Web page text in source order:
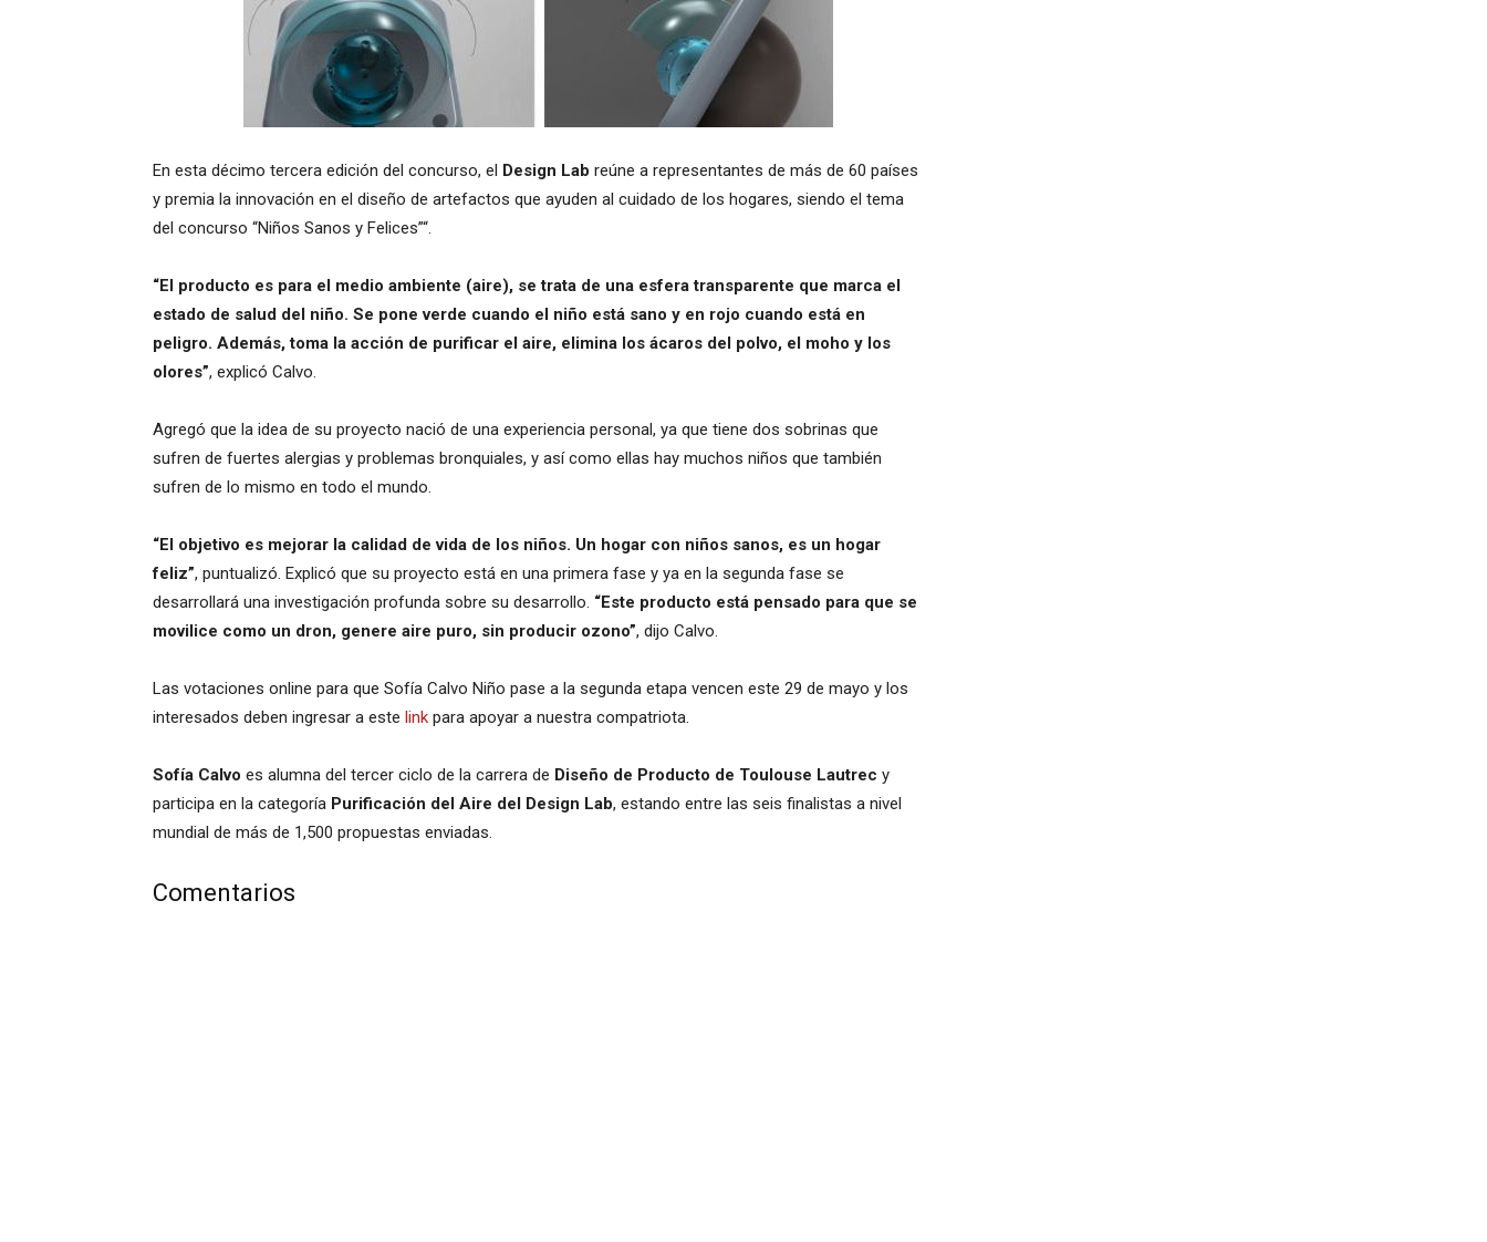
En esta décimo tercera edición del concurso, el Design Lab reúne a representantes de más de 60 países
y premia la innovación en el diseño de artefactos que ayuden al cuidado de los hogares, siendo el tema
del concurso “Niños Sanos y Felices”“.
“El producto es para el medio ambiente (aire), se trata de una esfera transparente que marca el
estado de salud del niño. Se pone verde cuando el niño está sano y en rojo cuando está en
peligro. Además, toma la acción de purificar el aire, elimina los ácaros del polvo, el moho y los
olores”, explicó Calvo.
Agregó que la idea de su proyecto nació de una experiencia personal, ya que tiene dos sobrinas que
sufren de fuertes alergias y problemas bronquiales, y así como ellas hay muchos niños que también
sufren de lo mismo en todo el mundo.
“El objetivo es mejorar la calidad de vida de los niños. Un hogar con niños sanos, es un hogar
feliz”, puntualizó. Explicó que su proyecto está en una primera fase y ya en la segunda fase se
desarrollará una investigación profunda sobre su desarrollo. “Este producto está pensado para que se
movilice como un dron, genere aire puro, sin producir ozono”, dijo Calvo.
Las votaciones online para que Sofía Calvo Niño pase a la segunda etapa vencen este 29 de mayo y los
interesados deben ingresar a este link para apoyar a nuestra compatriota.
Sofía Calvo es alumna del tercer ciclo de la carrera de Diseño de Producto de Toulouse Lautrec y
participa en la categoría Purificación del Aire del Design Lab, estando entre las seis finalistas a nivel
mundial de más de 1,500 propuestas enviadas.
Comentarios